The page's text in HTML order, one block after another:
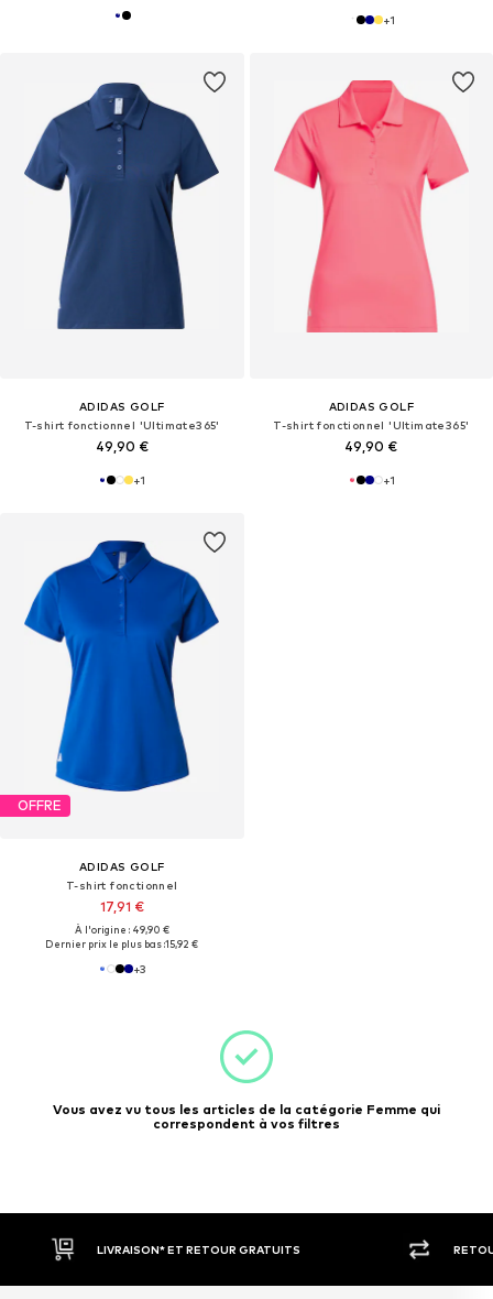
+1
ADIDAS GOLF
T-shirt fonctionnel 'Ultimate365'
49,90 €
+1
ADIDAS GOLF
T-shirt fonctionnel 'Ultimate365'
49,90 €
+1
OFFRE
ADIDAS GOLF
T-shirt fonctionnel
17,91 €
À l'origine : 49,90 €
Dernier prix le plus bas :15,92 €
+3
Vous avez vu tous les articles de la catégorie Femme qui
correspondent à vos filtres
RETOUR SOUS 30 JOURS